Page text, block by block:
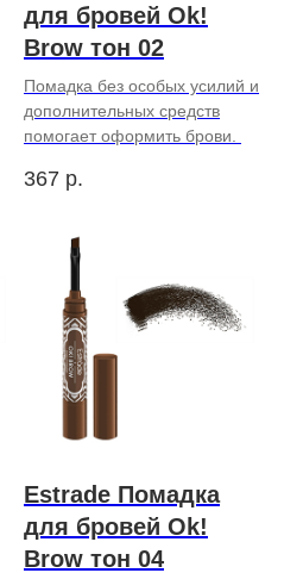
для бровей Ok!
Brow тон 02
Помадка без особых усилий и
дополнительных средств
помогает оформить брови.
367 р.
Estrade Помадка
для бровей Ok!
Brow тон 04